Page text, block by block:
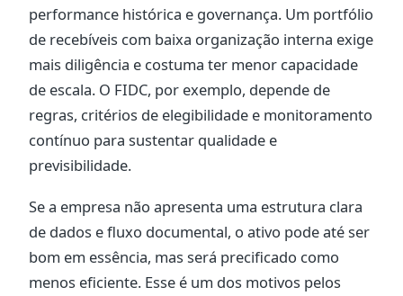
performance histórica e governança. Um portfólio
de recebíveis com baixa organização interna exige
mais diligência e costuma ter menor capacidade
de escala. O FIDC, por exemplo, depende de
regras, critérios de elegibilidade e monitoramento
contínuo para sustentar qualidade e
previsibilidade.
Se a empresa não apresenta uma estrutura clara
de dados e fluxo documental, o ativo pode até ser
bom em essência, mas será precificado como
menos eficiente. Esse é um dos motivos pelos